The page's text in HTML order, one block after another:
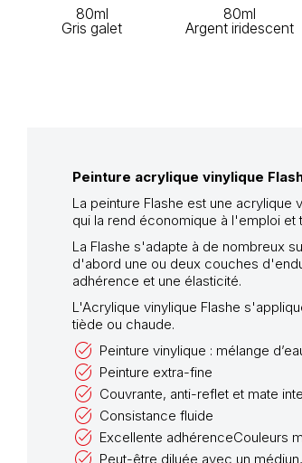
80ml
Gris galet
80ml
Argent iridescent
Peinture acrylique vinylique
La peinture Flashe est une acrylique
qui la rend économique à l'emploi et
La Flashe s'adapte à de nombreux
d'abord une ou deux couches
adhérence et une élasticité.
L'Acrylique vinylique Flashe
tiède ou chaude.
Peinture vinylique : mélange
Peinture extra-fine
Couvrante, anti-reflet et mate
Consistance fluide
Excellente adhérenceCouleurs
Peut-être diluée avec un